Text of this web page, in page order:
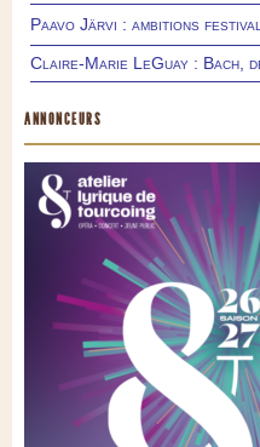
Paavo Järvi : ambitions
Claire-Marie LeGuay : Bach,
ANNONCEURS